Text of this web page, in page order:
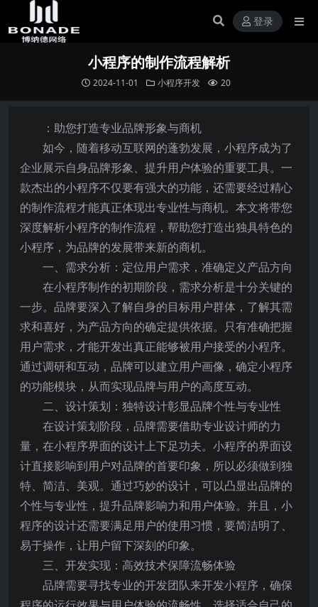
登录
小程序的制作流程解析
2024-11-01 小程序开发 20
：助您打造专业品牌形象与商机
如今，随着移动互联网的蓬勃发展，小程序成为了
企业展示自身品牌形象、提升用户体验的重要工具。一
款杰出的小程序不仅要有强大的功能，还需要经过精心
的制作流程才能真正体现出专业性与商机。本文将带您
深度解析小程序的制作流程，帮助您打造出独具特色的
小程序，为品牌的发展带来新的商机。
一、需求分析：定位用户需求，准确定义产品方向
在小程序制作的初期阶段，需求分析是十分关键的
一步。品牌要深入了解自身的目标用户群体，了解其需
求和喜好，为产品方向的确定提供依据。只有准确把握
用户需求，才能开发出真正能够被用户接受的小程序。
通过调研和互动，品牌可以建立用户画像，确定小程序
的功能模块，从而实现品牌与用户的高度互动。
二、设计策划：独特设计彰显品牌个性与专业性
在设计策划阶段，品牌需要借助专业设计师的力
量，在小程序界面的设计上下足功夫。小程序的界面设
计直接影响到用户对品牌的首要印象，所以必须做到独
特、简洁、美观。通过巧妙的设计，可以凸显出品牌的
个性与专业性，提升品牌影响力和用户体验。并且，小
程序的设计还需要满足用户的使用习惯，要简洁明了、
易于操作，让用户留下深刻的印象。
三、开发实现：高效技术保障流畅体验
品牌需要寻找专业的开发团队来开发小程序，确保